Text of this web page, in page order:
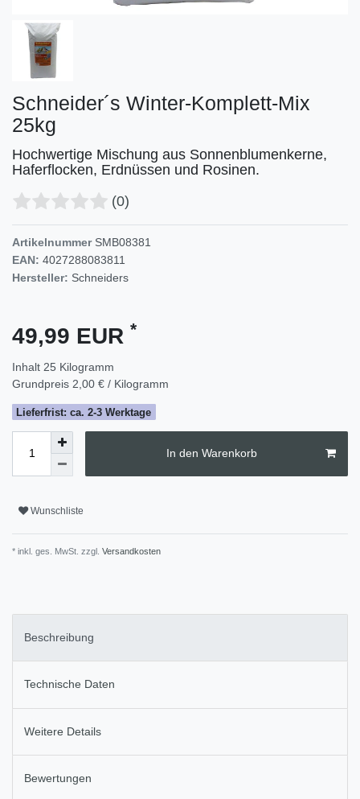
Schneider´s Winter-Komplett-Mix
25kg
Hochwertige Mischung aus Sonnenblumenkerne,
Haferflocken, Erdnüssen und Rosinen.
(0)
Artikelnummer SMB08381
EAN: 4027288083811
Hersteller: Schneiders
49,99 EUR *
Inhalt 25 Kilogramm
Grundpreis 2,00 € / Kilogramm
Lieferfrist: ca. 2-3 Werktage
In den Warenkorb
Wunschliste
* inkl. ges. MwSt. zzgl. Versandkosten
Beschreibung
Technische Daten
Weitere Details
Bewertungen